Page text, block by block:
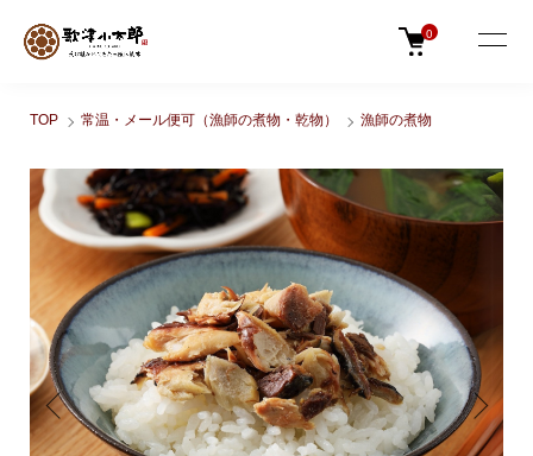
0
TOP 常温・メール便可（漁師の煮物・乾物） 漁師の煮物